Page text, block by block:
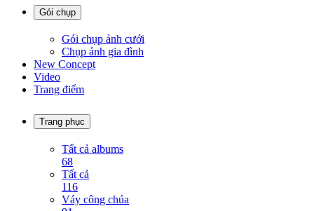
Gói chụp
Gói chụp ảnh cưới
Chụp ảnh gia đình
New Concept
Video
Trang điểm
Trang phục
Tất cả albums
68
Tất cả
116
Váy công chúa